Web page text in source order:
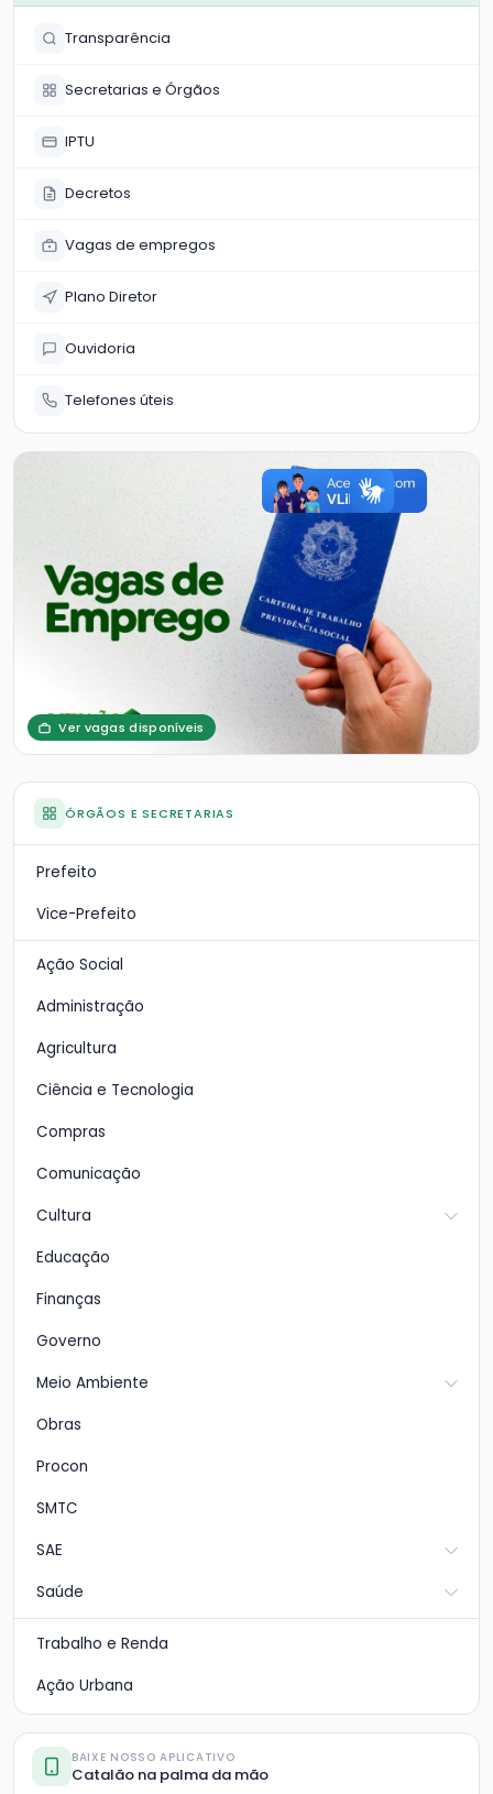
Transparência
Secretarias e Órgãos
IPTU
Decretos
Vagas de empregos
Plano Diretor
Ouvidoria
Telefones úteis
Ver vagas disponíveis
ÓRGÃOS E SECRETARIAS
Prefeito
Vice-Prefeito
Ação Social
Administração
Agricultura
Ciência e Tecnologia
Compras
Comunicação
Cultura
Educação
Finanças
Governo
Meio Ambiente
Obras
Procon
SMTC
SAE
Saúde
Trabalho e Renda
Ação Urbana
BAIXE NOSSO APLICATIVO
Catalão na palma da mão